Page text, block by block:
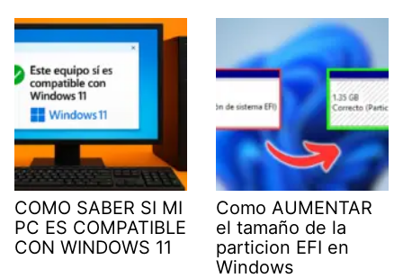
COMO SABER SI MI
PC ES COMPATIBLE
CON WINDOWS 11
Como AUMENTAR
el tamaño de la
particion EFI en
Windows